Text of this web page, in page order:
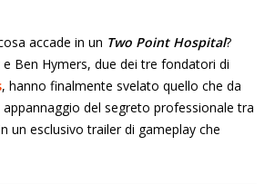
accade in un Two Point Hospital?
Ben Hymers, due dei tre fondatori di
, hanno finalmente svelato quello che da
del segreto professionale tra
un esclusivo trailer di gameplay che